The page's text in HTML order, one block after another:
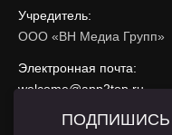
Учредитель:
ООО «ВН Медиа Групп»
Электронная почта:
welcome@app2top.ru
При использовании
ПОДПИШИСЬ